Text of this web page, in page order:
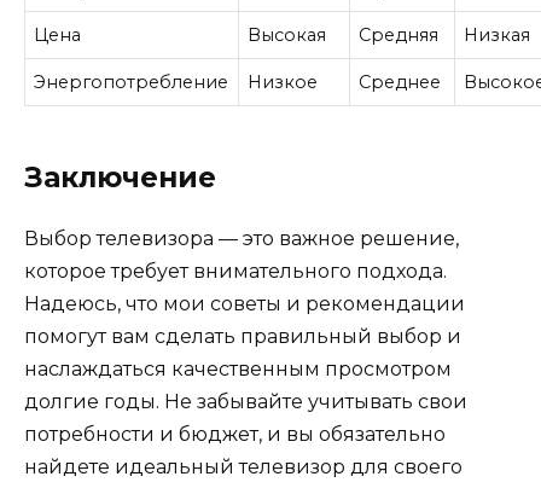
Цена Высокая Средняя Низкая
Энергопотребление Низкое Среднее
Заключение
Выбор телевизора — это важное решение,
которое требует внимательного подхода.
Надеюсь, что мои советы и рекомендации
помогут вам сделать правильный выбор и
наслаждаться качественным просмотром
долгие годы. Не забывайте учитывать свои
потребности и бюджет, и вы обязательно
найдете идеальный телевизор для своего